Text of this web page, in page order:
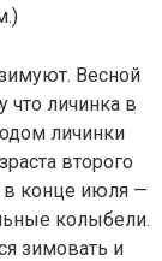
Весной
личинка в
личинки
второго
в конце июля —
колыбели.
зимовать и